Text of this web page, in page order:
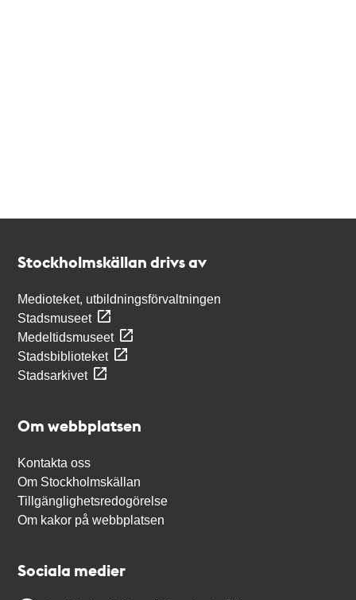
Stockholmskällan drivs av
Medioteket, utbildningsförvaltningen
Stadsmuseet
Medeltidsmuseet
Stadsbiblioteket
Stadsarkivet
Om webbplatsen
Kontakta oss
Om Stockholmskällan
Tillgänglighetsredogörelse
Om kakor på webbplatsen
Sociala medier